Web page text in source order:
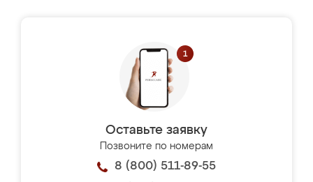
Оставьте заявку
Позвоните по номерам
8 (800) 511-89-55